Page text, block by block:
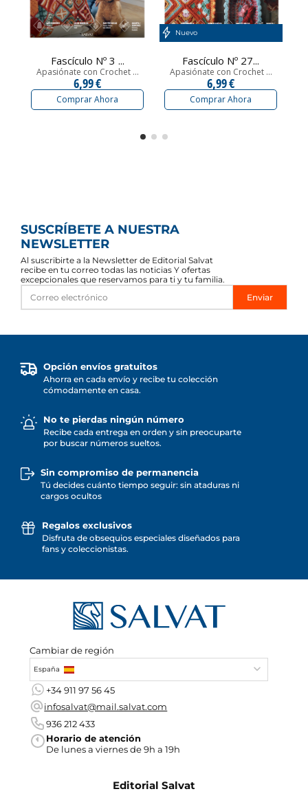
Fascículo Nº 3 ...
Apasiónate con Crochet ...
6,99 €
Comprar Ahora
Nuevo
Fascículo Nº 27...
Apasiónate con Crochet ...
6,99 €
Comprar Ahora
SUSCRÍBETE A NUESTRA
NEWSLETTER
Al suscribirte a la Newsletter de Editorial Salvat
recibe en tu correo todas las noticias Y ofertas
excepcionales que reservamos para ti y tu familia.
Enviar
Opción envíos gratuitos
Ahorra en cada envío y recibe tu colección
cómodamente en casa.
No te pierdas ningún número
Recibe cada entrega en orden y sin preocuparte
por buscar números sueltos.
Sin compromiso de permanencia
Tú decides cuánto tiempo seguir: sin ataduras ni
cargos ocultos
Regalos exclusivos
Disfruta de obsequios especiales diseñados para
fans y coleccionistas.
Cambiar de región
España
+34 911 97 56 45
infosalvat@mail.salvat.com
936 212 433
Horario de atención
De lunes a viernes de 9h a 19h
Editorial Salvat